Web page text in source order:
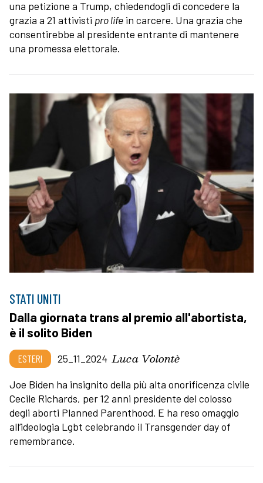
una petizione a Trump, chiedendogli di concedere la
grazia a 21 attivisti pro life in carcere. Una grazia che
consentirebbe al presidente entrante di mantenere
una promessa elettorale.
STATI UNITI
Dalla giornata trans al premio all'abortista,
è il solito Biden
ESTERI 25_11_2024 Luca Volontè
Joe Biden ha insignito della più alta onorificenza civile
Cecile Richards, per 12 anni presidente del colosso
degli aborti Planned Parenthood. E ha reso omaggio
all’ideologia Lgbt celebrando il Transgender day of
remembrance.